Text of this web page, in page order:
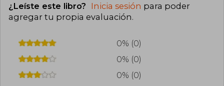
¿Leíste este libro? Inicia sesión para poder
agregar tu propia evaluación.
0% (0)
0% (0)
0% (0)